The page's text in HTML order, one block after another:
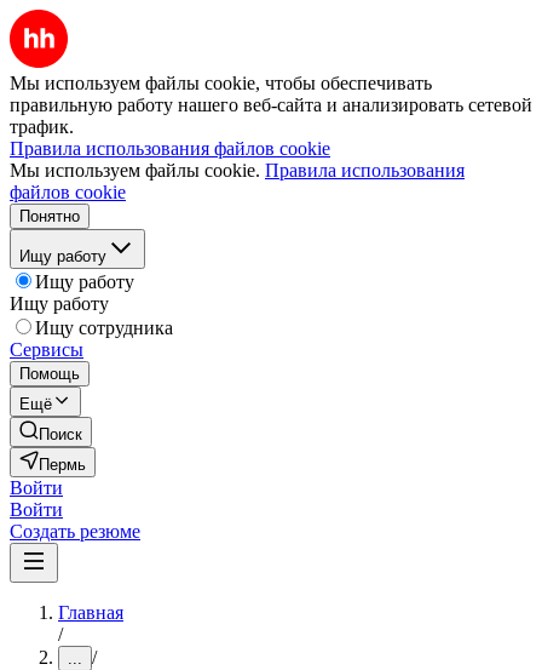
Мы используем файлы cookie, чтобы обеспечивать
правильную работу нашего веб-сайта и анализировать сетевой
трафик.
Правила использования файлов cookie
Мы используем файлы cookie. Правила использования
файлов cookie
Понятно
Ищу работу
Ищу работу
Ищу работу
Ищу сотрудника
Сервисы
Помощь
Ещё
Поиск
Пермь
Войти
Войти
Создать резюме
Главная
/
... /